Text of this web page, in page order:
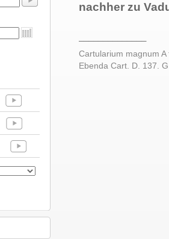
nachher zu
Cartularium magnum
Ebenda Cart. D. 137.